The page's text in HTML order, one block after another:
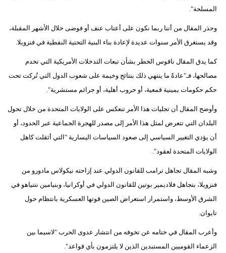
المسلحة".
وحذر المقال من أننا ربما نكون على أعتاب عنف أو فوضى خلال الأشهر المقبلة،
وقد يستغرق الأمر سنوات عديدة لإعادة بناء البنية التحتية النفطية في فنزويلا.
كما يدق المقال ناقوس الخطر بشأن تبعات التدخلات الأمريكية التي تخدم
مصالحها، فـ"عادةً ما ينتهي ذلك بنتائج وخيمة على شعوب الدول التي تُركت تحت
حكم حكومات يمينية قمعية، أو حروب أهلية، أو جرائم مستشرية".
وأوضح المقال أن تجليات هذا الأمر تنعكس على الولايات المتحدة من خلال تحول
البلدان التي تتعرض لمثل هذا الأمر إلى مصدر للهجرة الجماعية عبر الحدود، أو
أن يؤدي التغيير السياسي إلى صعود السياسات اليسارية "التي أثقلت كاهل
الولايات المتحدة لعقود".
وشبه المقال تجاهل ترامب للقانون الدولي عند إزاحته نيكولاس مادورو من
فنزويلا، بتجاهل فلاديمير بوتين للقانون الدولي في أوكرانيا، وبنيامين نتنياهو في
الشرق الأوسط، واستمرار استعراض الصين قوتها العسكرية بانتظام حول
تايوان.
وأعرب المقال في ختامه عن تخوفه من انتشار عدوى الحرب "لاسيما بين
الزعماء القوميين المستبدين الذين لا يلتزمون بأي قواعد".